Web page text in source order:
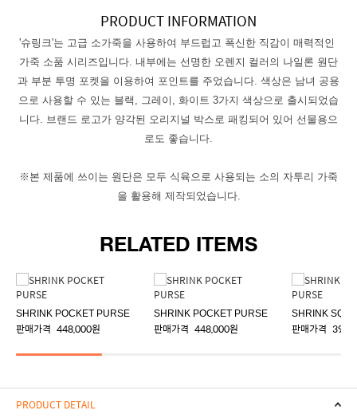
PRODUCT INFORMATION
'슈링크'는 고급 소가죽을 사용하여 부드럽고 폭신한 직감이 매력적인
가죽 소품 시리즈입니다. 내부에는 선명한 오렌지 컬러의 나일론 원단
과 부분 투명 포켓을 이용하여 포인트를 주었습니다. 색상은 남녀 공용
으로 사용할 수 있는 블랙, 그레이, 화이트 3가지 색상으로 출시되었습
니다. 브랜드 로고가 양각된 오리지널 박스로 패킹되어 있어 선물용으
로도 좋습니다.
※본 제품에 쓰이는 원단은 모두 식육으로 사용되는 소의 자투리 가죽
을 활용해 제작되었습니다.
RELATED ITEMS
SHRINK POCKET PURSE
판매가격 448,000원
SHRINK POCKET PURSE
판매가격 448,000원
SHRINK
판매가격
PRODUCT DETAIL